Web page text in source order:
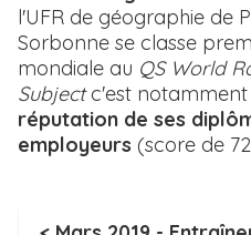
l'UFR de géographie de
Sorbonne se classe
mondiale au QS World
Subjectc'est
réputation de ses
employeurs (score de